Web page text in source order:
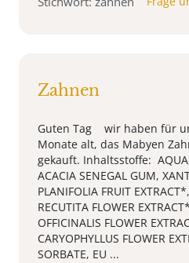
Zahnen
Guten Tag wir haben für
Monate alt, das Mabyen
gekauft. Inhaltsstoffe: AQUA,
ACACIA SENEGAL GUM,
PLANIFOLIA FRUIT
RECUTITA FLOWER
OFFICINALIS FLOWER
CARYOPHYLLUS FLOWER
SORBATE, EU ...